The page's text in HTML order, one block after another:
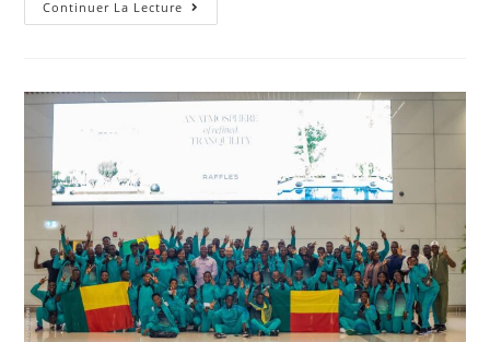
Continuer La Lecture